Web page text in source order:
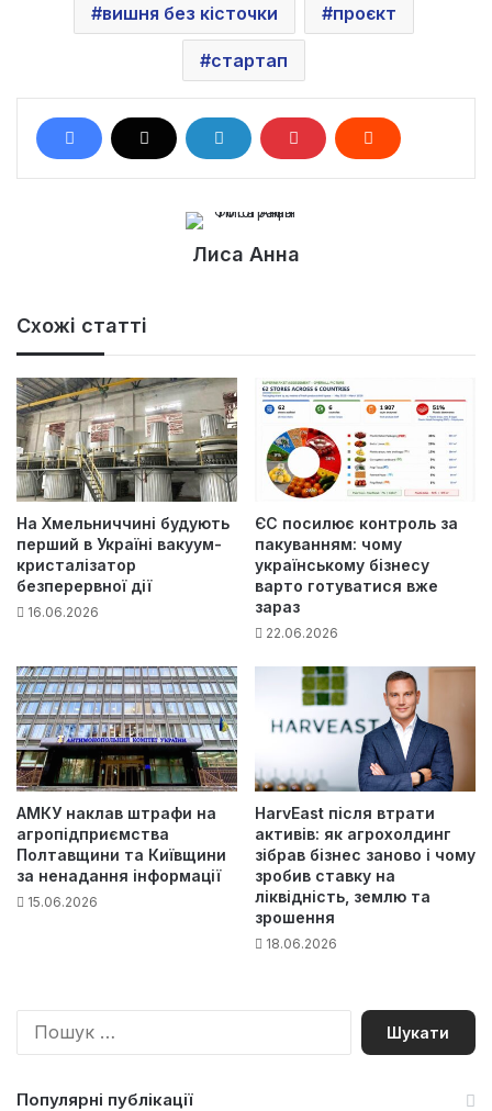
вишня без кісточки проєкт
стартап
Лиса Анна
Схожі статті
На Хмельниччині будують
перший в Україні вакуум-
кристалізатор
безперервної дії
16.06.2026
ЄС посилює контроль за
пакуванням: чому
українському бізнесу
варто готуватися вже
зараз
22.06.2026
АМКУ наклав штрафи на
агропідприємства
Полтавщини та Київщини
за ненадання інформації
15.06.2026
HarvEast після втрати
активів: як агрохолдинг
зібрав бізнес заново і чому
зробив ставку на
ліквідність, землю та
зрошення
18.06.2026
П
Популярні публікації